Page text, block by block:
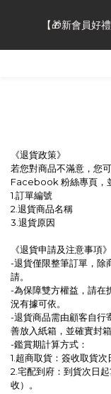
【🎁新會員好
【👥好友推薦獎勵
【⭐商品評論
【🎁新會員好
《退貨政策》
若您對商品不滿意，您
Facebook 粉絲專頁，
1.訂單編號
2.退貨商品名稱
3.退貨原因
《退貨申請及注意事項》
-退貨僅限整筆訂單，除
請。
-為保障雙方權益，請在
況有據可依。
-退貨商品需由顧客自行
善放入紙箱，並確實封箱
-鑑賞期計算方式：
1.超商取貨：簽收取貨次
2.宅配到府：到貨次日
收）。